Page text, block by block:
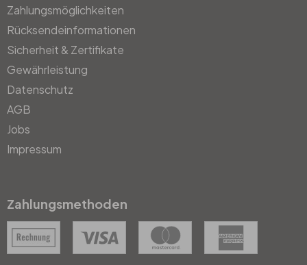
Zahlungsmöglichkeiten
Rücksendeinformationen
Sicherheit & Zertifikate
Gewährleistung
Datenschutz
AGB
Jobs
Impressum
Zahlungsmethoden